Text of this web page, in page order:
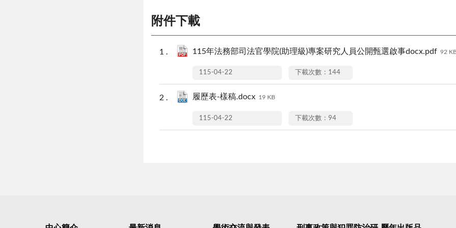
附件下載
115年法務部司法官學院(助理級)專案研究人員公開甄選啟事docx.pdf 92
115-04-22 下載次數：144
履歷表-樣稿.docx 19 KB
115-04-22 下載次數：94